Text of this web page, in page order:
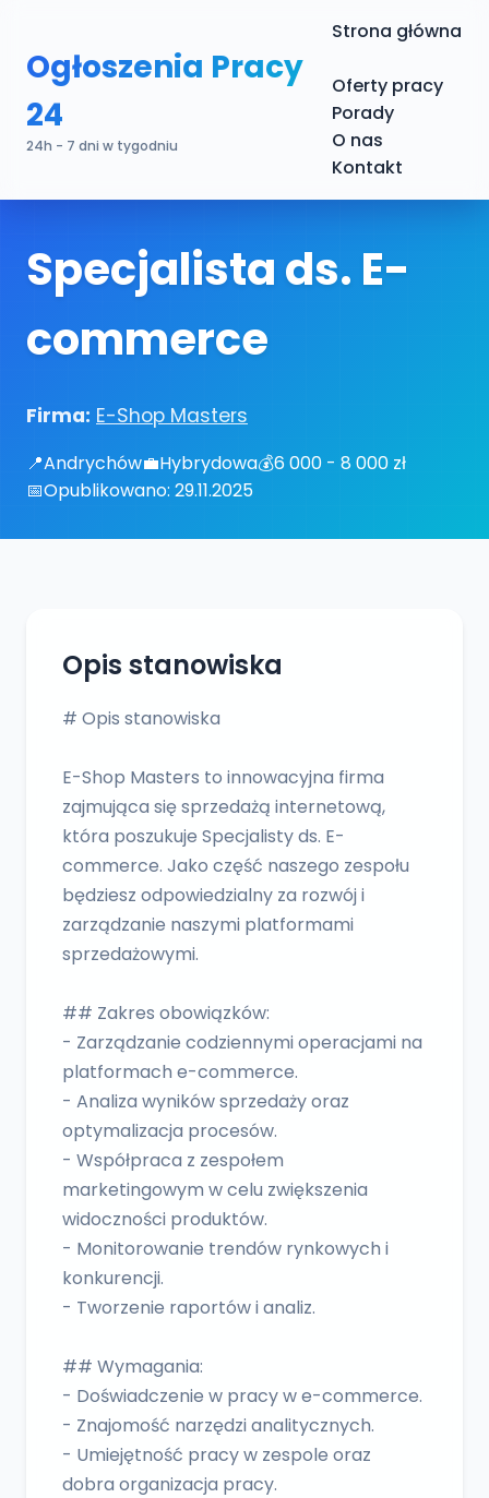
Ogłoszenia Pracy
24
24h - 7 dni w tygodniu
Strona główna
Oferty pracy
Porady
O nas
Kontakt
Specjalista ds. E-
commerce
Firma: E-Shop Masters
📍Andrychów💼Hybrydowa💰6 000 - 8 000 zł
📅Opublikowano: 29.11.2025
Opis stanowiska
# Opis stanowiska
E-Shop Masters to innowacyjna firma
zajmująca się sprzedażą internetową,
która poszukuje Specjalisty ds. E-
commerce. Jako część naszego zespołu
będziesz odpowiedzialny za rozwój i
zarządzanie naszymi platformami
sprzedażowymi.
## Zakres obowiązków:
- Zarządzanie codziennymi operacjami na
platformach e-commerce.
- Analiza wyników sprzedaży oraz
optymalizacja procesów.
- Współpraca z zespołem
marketingowym w celu zwiększenia
widoczności produktów.
- Monitorowanie trendów rynkowych i
konkurencji.
- Tworzenie raportów i analiz.
## Wymagania:
- Doświadczenie w pracy w e-commerce.
- Znajomość narzędzi analitycznych.
- Umiejętność pracy w zespole oraz
dobra organizacja pracy.